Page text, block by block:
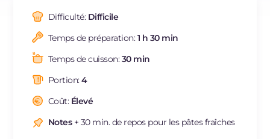
ES
DE
NL
Difficulté: Difficile
Temps de préparation:1 h 30 min
Temps de cuisson:30 min
Portion:4
Coût: Élevé
Notes+ 30 min. de repos pour les pâtes fraîches